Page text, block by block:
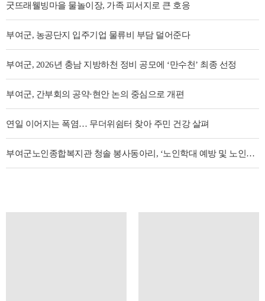
굿뜨래웰빙마을 물놀이장, 가족 피서지로 큰 호응
부여군, 농공단지 입주기업 물류비 부담 덜어준다
부여군, 2026년 충남 지방하천 정비 공모에 ‘만수천’ 최종 선정
부여군, 간부회의 공약·현안 논의 중심으로 개편
연일 이어지는 폭염… 무더위쉼터 찾아 주민 건강 살펴
부여군노인종합복지관 청솔 봉사동아리, ‘노인학대 예방 및 노인인권·권익증진 캠페인’ 실시